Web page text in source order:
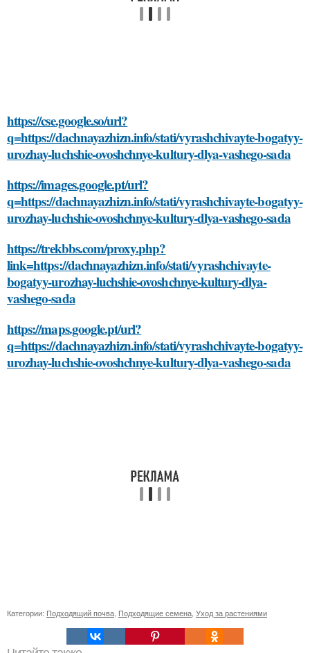
https://cse.google.so/url?
q=https://dachnayazhizn.info/stati/vyrashchivayte-bogatyy-
urozhay-luchshie-ovoshchnye-kultury-dlya-vashego-sada
https://images.google.pt/url?
q=https://dachnayazhizn.info/stati/vyrashchivayte-bogatyy-
urozhay-luchshie-ovoshchnye-kultury-dlya-vashego-sada
https://trekbbs.com/proxy.php?
link=https://dachnayazhizn.info/stati/vyrashchivayte-
bogatyy-urozhay-luchshie-ovoshchnye-kultury-dlya-
vashego-sada
https://maps.google.pt/url?
q=https://dachnayazhizn.info/stati/vyrashchivayte-bogatyy-
urozhay-luchshie-ovoshchnye-kultury-dlya-vashego-sada
Категории: Подходящий почва Подходящие семена Уход за растениями